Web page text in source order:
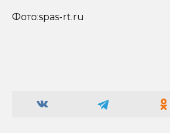
Фото:spas-rt.ru